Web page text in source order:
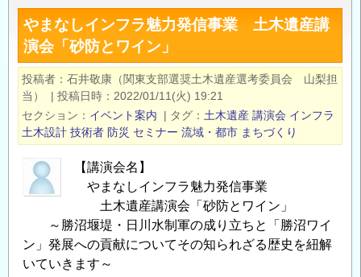
の
土
木
魅
力
の
マ
ッ
プ”を
し、
新
た
やまなしインフラ魅力発信事業 土木遺産講
演会「砂防とワイン」
投稿者
石井敬康（関東支部選奨土木遺産選考委員会 山梨担
当）
| 投稿日時
2022/01/11(火) 19:21
セクション
イベント案内 | タグ 土木遺産 講演会 インフラ
土木設計 技術者 防災 セミナー 流域・都市 まちづくり
【講演会名】
やまなしインフラ魅力発信事業
土木遺産講演会「砂防とワイン」
～勝沼堰堤・日川水制軍の成り立ちと「勝沼ワイ
ン」発展への貢献についてその知られざる歴史を紐解
いていきます～